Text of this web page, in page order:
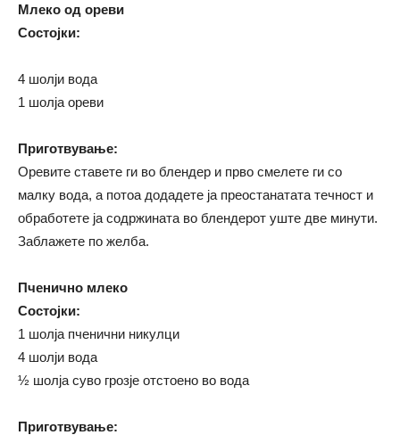
Млеко од ореви
Состојки:
4 шолји вода
1 шолја ореви
Приготвување:
Оревите ставете ги во блендер и прво смелете ги со
малку вода, а потоа додадете ја преостанатата течност и
обработете ја содржината во блендерот уште две минути.
Заблажете по желба.
Пченично млеко
Состојки:
1 шолја пченични никулци
4 шолји вода
½ шолја суво грозје отстоено во вода
Приготвување: